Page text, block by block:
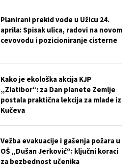
Planirani prekid vode u Užicu 24.
aprila: Spisak ulica, radovi na novom
cevovodu i pozicioniranje cisterne
Kako je ekološka akcija KJP
„Zlatibor“: za Dan planete Zemlje
postala praktična lekcija za mlade iz
Kučeva
Vežba evakuacije i gašenja požara u
OŠ „Dušan Jerković“: ključni koraci
za bezbednost učenika